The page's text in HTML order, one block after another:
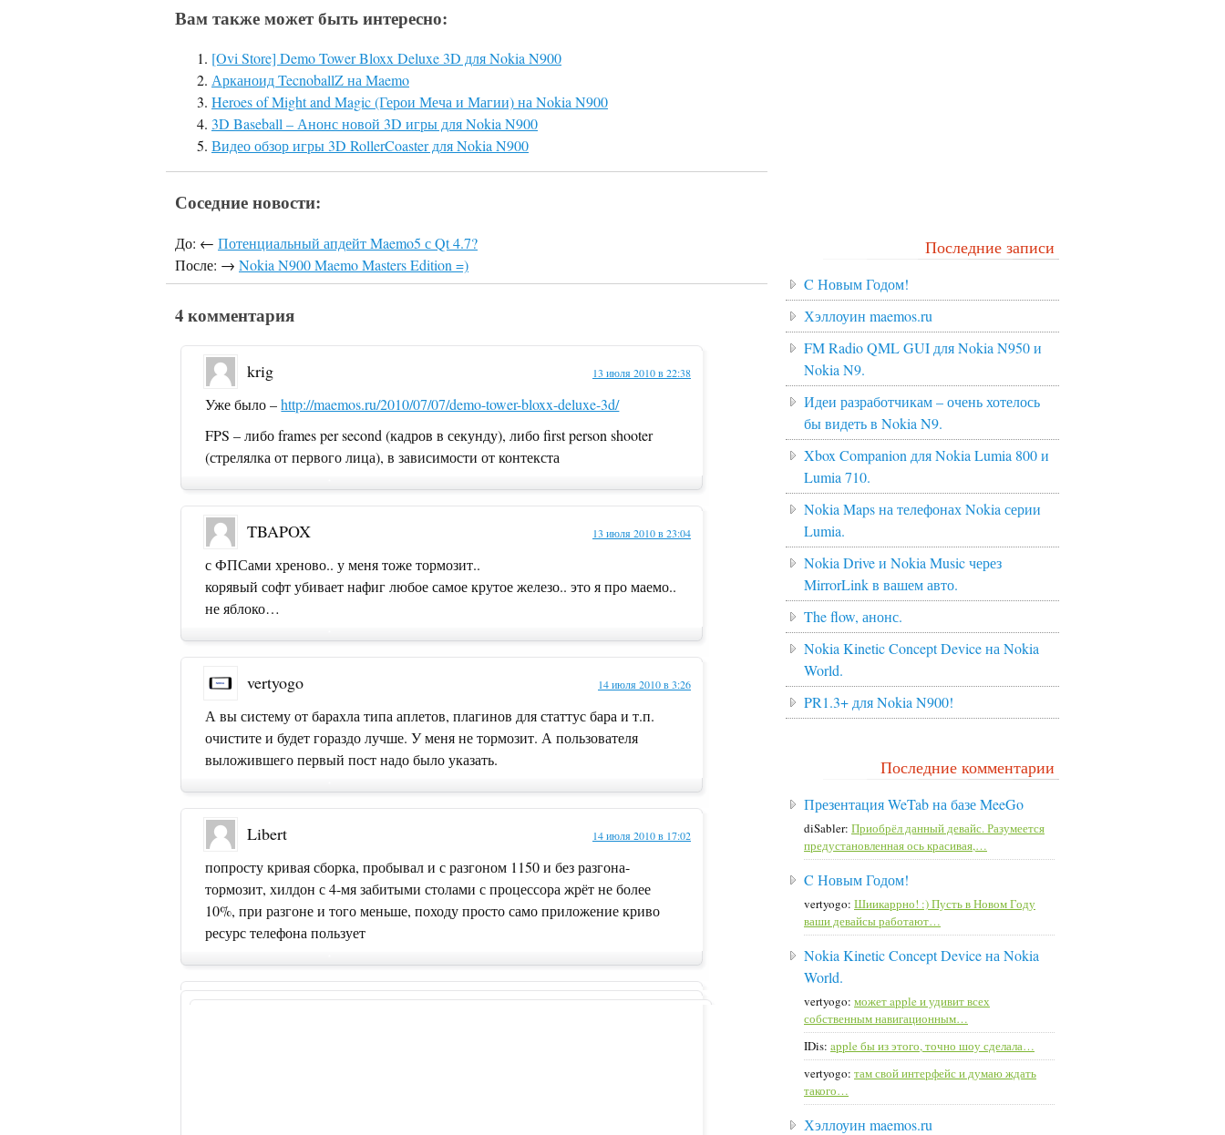
Вам также может быть интересно:
[Ovi Store] Demo Tower Bloxx Deluxe 3D для Nokia N900
Арканоид TecnoballZ на Maemo
Heroes of Might and Magic (Герои Меча и Магии) на Nokia N900
3D Baseball – Анонс новой 3D игры для Nokia N900
Видео обзор игры 3D RollerCoaster для Nokia N900
Соседние новости:
До: ← Потенциальный апдейт Maemo5 с Qt 4.7?
После: → Nokia N900 Maemo Masters Edition =)
4 комментария
krig 13 июля 2010 в 22:38
Уже было –http://maemos.ru/2010/07/07/demo-tower-bloxx-deluxe-3d/
FPS – либо frames per second (кадров в секунду), либо first person shooter
(стрелялка от первого лица), в зависимости от контекста
TBAPOX 13 июля 2010 в 23:04
с ФПСами хреново.. у меня тоже тормозит..
корявый софт убивает нафиг любое самое крутое железо.. это я про маемо..
не яблоко…
vertyogo 14 июля 2010 в 3:26
А вы систему от барахла типа аплетов, плагинов для статтус бара и т.п.
очистите и будет гораздо лучше. У меня не тормозит. А пользователя
выложившего первый пост надо было указать.
Libert 14 июля 2010 в 17:02
попросту кривая сборка, пробывал и с разгоном 1150 и без разгона-
тормозит, хилдон с 4-мя забитыми столами с процессора жрёт не более
10%, при разгоне и того меньше, походу просто само приложение криво
ресурс телефона пользует
Последние записи
C Новым Годом!
Хэллоуин maemos.ru
FM Radio QML GUI для Nokia N950 и
Nokia N9.
Идеи разработчикам – очень хотелось
бы видеть в Nokia N9.
Xbox Companion для Nokia Lumia 800 и
Lumia 710.
Nokia Maps на телефонах Nokia серии
Lumia.
Nokia Drive и Nokia Music через
MirrorLink в вашем авто.
The flow, анонс.
Nokia Kinetic Concept Device на Nokia
World.
PR1.3+ для Nokia N900!
Последние комментарии
Презентация WeTab на базе MeeGo
diSabler: Приобрёл данный девайс. Разумеется
предустановленная ось красивая,…
C Новым Годом!
vertyogo: Шиикаррно! :) Пусть в Новом Году
ваши девайсы работают…
Nokia Kinetic Concept Device на Nokia
World.
vertyogo: может apple и удивит всех
собственным навигационным…
IDis: apple бы из этого, точно шоу сделала…
vertyogo: там свой интерфейс и думаю ждать
такого…
Хэллоуин maemos.ru